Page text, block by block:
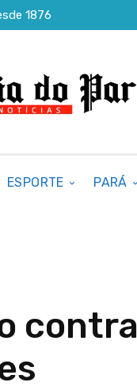
1876
ESPORTE PARÁ
contra